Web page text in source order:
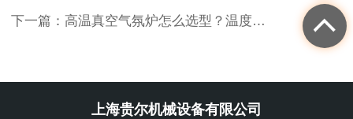
下一篇： 高温真空气氛炉怎么选型？温度、腔体、气氛配置选购指南
上海贵尔机械设备有限公司